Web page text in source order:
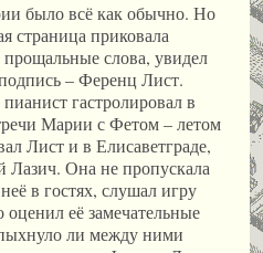
было всё как обычно. Но
страница приковала
слова, увидел
– Ференц Лист.
гастролировал в
Марии с Фетом – летом
Лист и в Елисаветграде,
Лазич. Она не пропускала
в гостях, слушал игру
её замечательные
ли между ними